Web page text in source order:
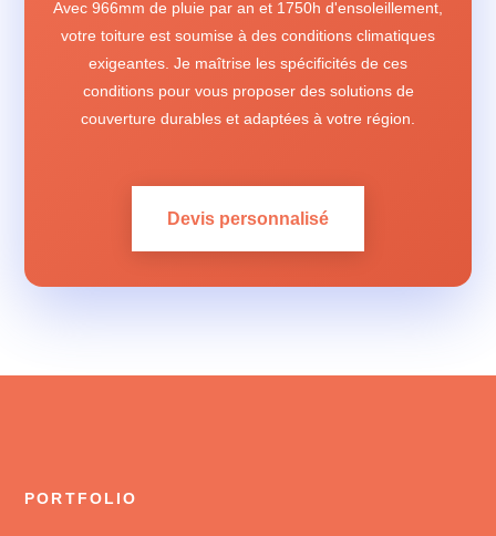
Avec 966mm de pluie par an et 1750h d'ensoleillement,
votre toiture est soumise à des conditions climatiques
exigeantes. Je maîtrise les spécificités de ces
conditions pour vous proposer des solutions de
couverture durables et adaptées à votre région.
Devis personnalisé
PORTFOLIO